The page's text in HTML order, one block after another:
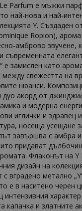
Parfum е мъжки
най-нова и най-
Y. Създаден
Ropion),
амброво звучене,
съвременната
е замислен като
между свежестта на
нюанси.
дуо акорд от
и модерна
иглички и здравец
носеща усещане
завършва с амбра
придават
Флаконът на Y
дизайн на
вградено метално
е в наситено черен
капачка и златните